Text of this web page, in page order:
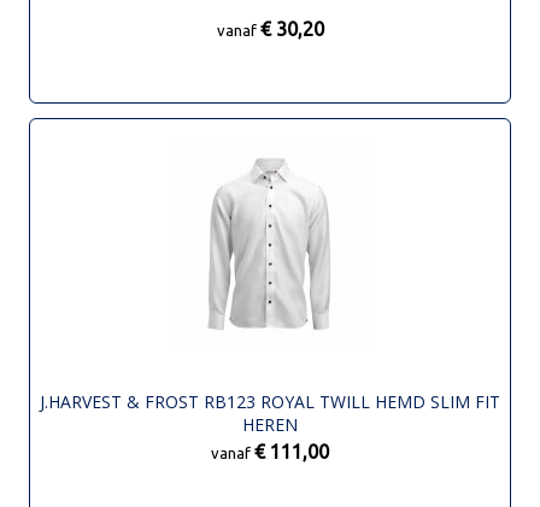
vanaf € 30,20
J.HARVEST & FROST RB123 ROYAL TWILL HEMD SLIM FIT
HEREN
vanaf € 111,00